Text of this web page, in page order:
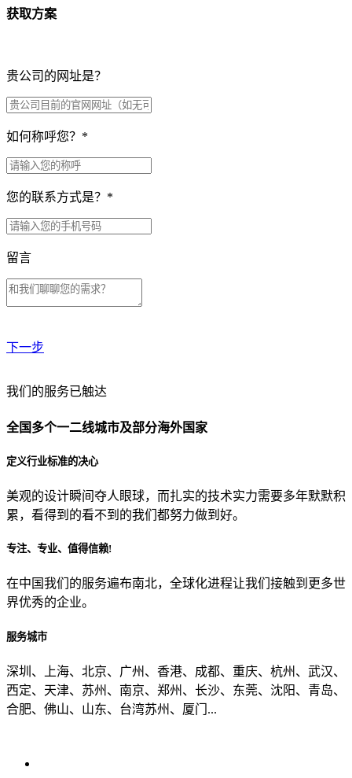
获取方案
贵公司的网址是？
如何称呼您？ *
您的联系方式是？ *
留言
下一步
贵公司预算范围是？
贵公司的团队规模是？
目前主要的营销渠道是？
我们的服务已触达
全国多个一二线城市及部分海外国家
定义行业标准的决心
美观的设计瞬间夺人眼球，而扎实的技术实力需要多年默默积
累，看得到的看不到的我们都努力做到好。
专注、专业、值得信赖!
在中国我们的服务遍布南北，全球化进程让我们接触到更多世
界优秀的企业。
服务城市
深圳、上海、北京、广州、香港、成都、重庆、杭州、武汉、
西定、天津、苏州、南京、郑州、长沙、东莞、沈阳、青岛、
合肥、佛山、山东、台湾苏州、厦门...